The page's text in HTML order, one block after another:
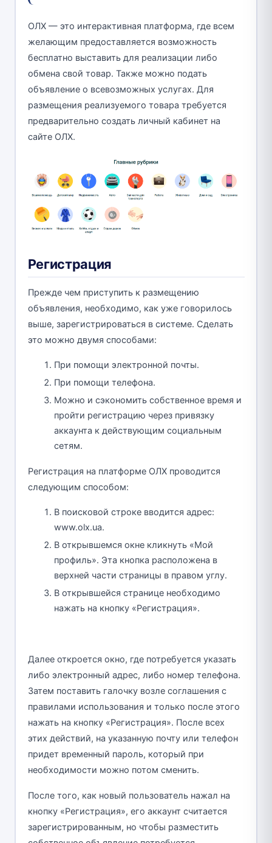
ОЛХ — это интерактивная платформа, где всем
желающим предоставляется возможность
бесплатно выставить для реализации либо
обмена свой товар. Также можно подать
объявление о всевозможных услугах. Для
размещения реализуемого товара требуется
предварительно создать личный кабинет на
сайте ОЛХ.
Регистрация
Прежде чем приступить к размещению
объявления, необходимо, как уже говорилось
выше, зарегистрироваться в системе. Сделать
это можно двумя способами:
При помощи электронной почты.
При помощи телефона.
Можно и сэкономить собственное время и
пройти регистрацию через привязку
аккаунта к действующим социальным
сетям.
Регистрация на платформе ОЛХ проводится
следующим способом:
В поисковой строке вводится адрес:
www.olx.ua.
В открывшемся окне кликнуть «Мой
профиль». Эта кнопка расположена в
верхней части страницы в правом углу.
В открывшейся странице необходимо
нажать на кнопку «Регистрация».
Далее откроется окно, где потребуется указать
либо электронный адрес, либо номер телефона.
Затем поставить галочку возле соглашения с
правилами использования и только после этого
нажать на кнопку «Регистрация». После всех
этих действий, на указанную почту или телефон
придет временный пароль, который при
необходимости можно потом сменить.
После того, как новый пользователь нажал на
кнопку «Регистрация», его аккаунт считается
зарегистрированным, но чтобы разместить